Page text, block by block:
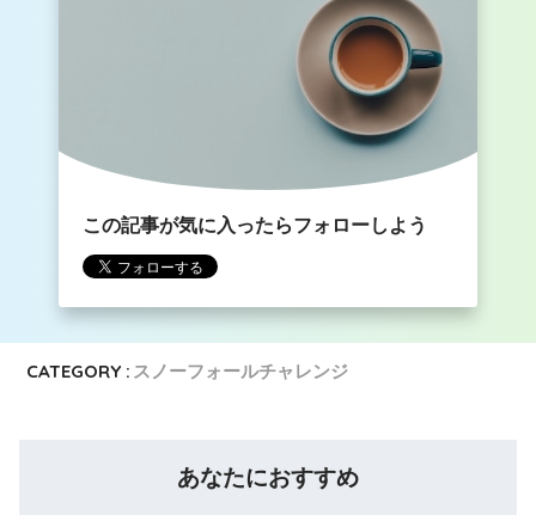
この記事が気に入ったらフォローしよう
CATEGORY : スノーフォールチャレンジ
あなたにおすすめ